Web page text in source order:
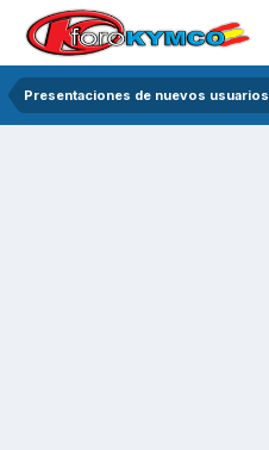
Presentaciones de nuevos usuarios